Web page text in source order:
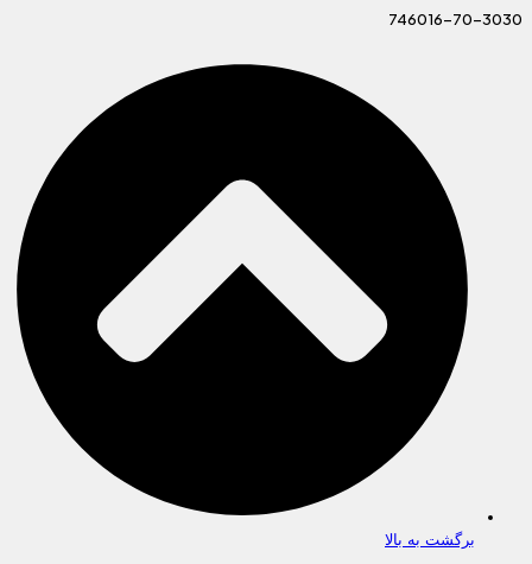
746016-70-3030
برگشت به بالا